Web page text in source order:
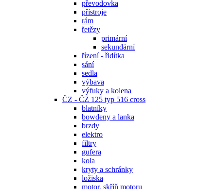
převodovka
přístroje
rám
řetězy
primární
sekundární
řízení - řidítka
sání
sedla
výbava
výfuky a kolena
ČZ - ČZ 125 typ 516 cross
blatníky
bowdeny a lanka
brzdy
elektro
filtry
gufera
kola
kryty a schránky
ložiska
motor, skříň motoru